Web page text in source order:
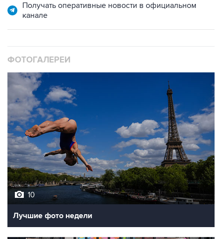
Получать оперативные новости в официальном
канале
ФОТОГАЛЕРЕИ
10
Лучшие фото недели